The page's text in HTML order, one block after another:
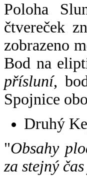
Poloha
čtvereček
zobrazeno
Bod na
přísluní,
Spojnice
Druhý
"Obsahy
za stejný